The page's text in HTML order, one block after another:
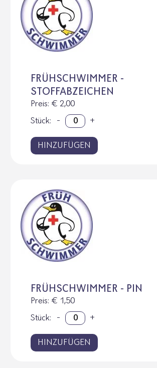
FRÜHSCHWIMMER -
STOFFABZEICHEN
Preis: € 2,00
Stück:
- +
HINZUFÜGEN
FRÜHSCHWIMMER - PIN
Preis: € 1,50
Stück:
- +
HINZUFÜGEN